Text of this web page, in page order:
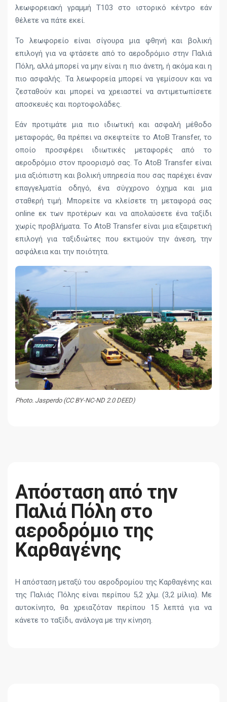
λεωφορειακή γραμμή T103 στο ιστορικό κέντρο εάν
θέλετε να πάτε εκεί.
Το λεωφορείο είναι σίγουρα μια φθηνή και βολική
επιλογή για να φτάσετε από το αεροδρόμιο στην Παλιά
Πόλη, αλλά μπορεί να μην είναι η πιο άνετη, ή ακόμα και η
πιο ασφαλής. Τα λεωφορεία μπορεί να γεμίσουν και να
ζεσταθούν και μπορεί να χρειαστεί να αντιμετωπίσετε
αποσκευές και πορτοφολάδες.
Εάν προτιμάτε μια πιο ιδιωτική και ασφαλή μέθοδο
μεταφοράς, θα πρέπει να σκεφτείτε το AtoB Transfer, το
οποίο προσφέρει ιδιωτικές μεταφορές από το
αεροδρόμιο στον προορισμό σας. Το AtoB Transfer είναι
μια αξιόπιστη και βολική υπηρεσία που σας παρέχει έναν
επαγγελματία οδηγό, ένα σύγχρονο όχημα και μια
σταθερή τιμή. Μπορείτε να κλείσετε τη μεταφορά σας
online εκ των προτέρων και να απολαύσετε ένα ταξίδι
χωρίς προβλήματα. Το AtoB Transfer είναι μια εξαιρετική
επιλογή για ταξιδιώτες που εκτιμούν την άνεση, την
ασφάλεια και την ποιότητα.
Photo. Jasperdo (CC BY-NC-ND 2.0 DEED)
Απόσταση από την
Παλιά Πόλη στο
αεροδρόμιο της
Καρθαγένης
Η απόσταση μεταξύ του αεροδρομίου της Καρθαγένης και
της Παλιάς Πόλης είναι περίπου 5,2 χλμ. (3,2 μίλια). Με
αυτοκίνητο, θα χρειαζόταν περίπου 15 λεπτά για να
κάνετε το ταξίδι, ανάλογα με την κίνηση.